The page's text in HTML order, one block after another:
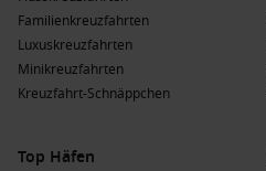
Familienkreuzfahrten
Luxuskreuzfahrten
Minikreuzfahrten
Kreuzfahrt-Schnäppchen
Top Häfen